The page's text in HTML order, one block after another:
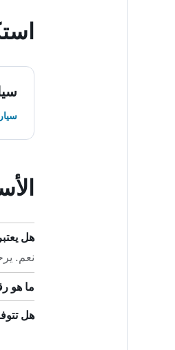
هل
نعم.
ما هو
هل